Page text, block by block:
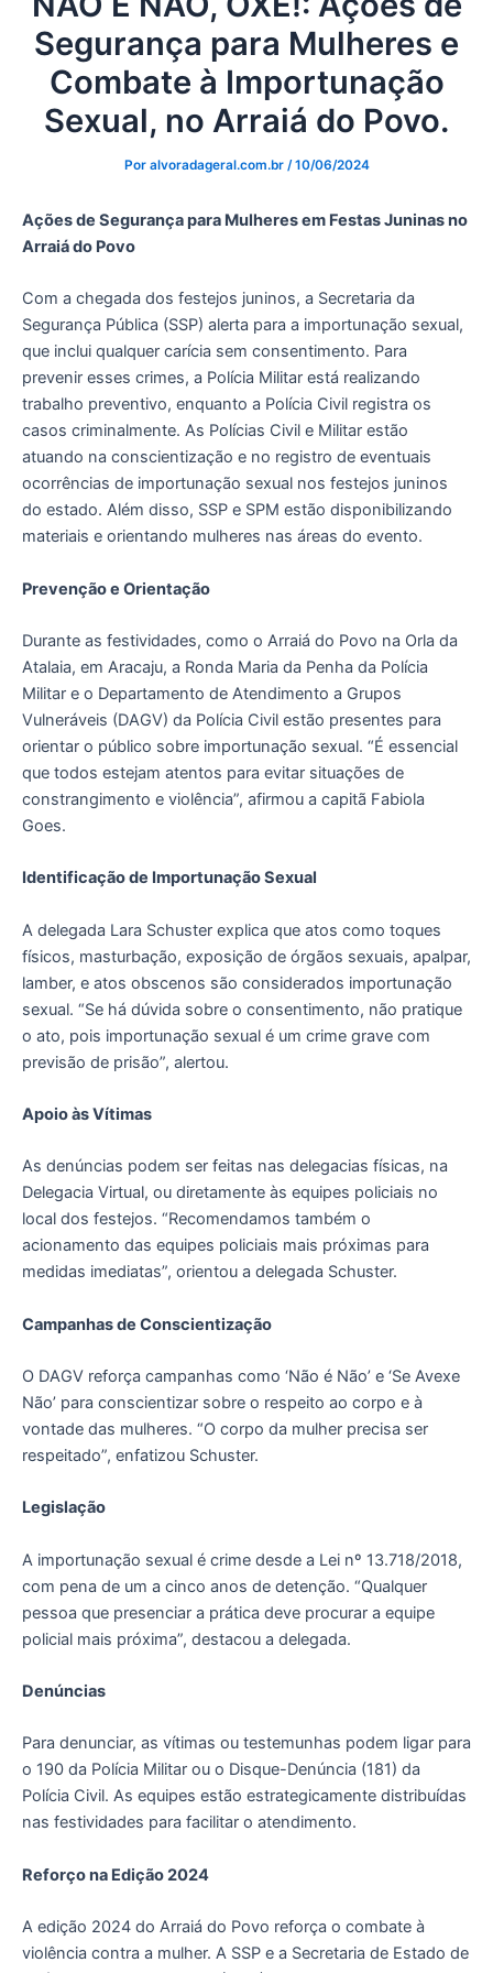
Segurança para Mulheres e
Combate à Importunação
Sexual, no Arraiá do Povo.
Por alvoradageral.com.br /10/06/2024
Ações de Segurança para Mulheres em Festas Juninas no
Arraiá do Povo
Com a chegada dos festejos juninos, a Secretaria da
Segurança Pública (SSP) alerta para a importunação sexual,
que inclui qualquer carícia sem consentimento. Para
prevenir esses crimes, a Polícia Militar está realizando
trabalho preventivo, enquanto a Polícia Civil registra os
casos criminalmente. As Polícias Civil e Militar estão
atuando na conscientização e no registro de eventuais
ocorrências de importunação sexual nos festejos juninos
do estado. Além disso, SSP e SPM estão disponibilizando
materiais e orientando mulheres nas áreas do evento.
Prevenção e Orientação
Durante as festividades, como o Arraiá do Povo na Orla da
Atalaia, em Aracaju, a Ronda Maria da Penha da Polícia
Militar e o Departamento de Atendimento a Grupos
Vulneráveis (DAGV) da Polícia Civil estão presentes para
orientar o público sobre importunação sexual. “É essencial
que todos estejam atentos para evitar situações de
constrangimento e violência”, afirmou a capitã Fabiola
Goes.
Identificação de Importunação Sexual
A delegada Lara Schuster explica que atos como toques
físicos, masturbação, exposição de órgãos sexuais, apalpar,
lamber, e atos obscenos são considerados importunação
sexual. “Se há dúvida sobre o consentimento, não pratique
o ato, pois importunação sexual é um crime grave com
previsão de prisão”, alertou.
Apoio às Vítimas
As denúncias podem ser feitas nas delegacias físicas, na
Delegacia Virtual, ou diretamente às equipes policiais no
local dos festejos. “Recomendamos também o
acionamento das equipes policiais mais próximas para
medidas imediatas”, orientou a delegada Schuster.
Campanhas de Conscientização
O DAGV reforça campanhas como ‘Não é Não’ e ‘Se Avexe
Não’ para conscientizar sobre o respeito ao corpo e à
vontade das mulheres. “O corpo da mulher precisa ser
respeitado”, enfatizou Schuster.
Legislação
A importunação sexual é crime desde a Lei nº 13.718/2018,
com pena de um a cinco anos de detenção. “Qualquer
pessoa que presenciar a prática deve procurar a equipe
policial mais próxima”, destacou a delegada.
Denúncias
Para denunciar, as vítimas ou testemunhas podem ligar para
o 190 da Polícia Militar ou o Disque-Denúncia (181) da
Polícia Civil. As equipes estão estrategicamente distribuídas
nas festividades para facilitar o atendimento.
Reforço na Edição 2024
A edição 2024 do Arraiá do Povo reforça o combate à
violência contra a mulher. A SSP e a Secretaria de Estado de